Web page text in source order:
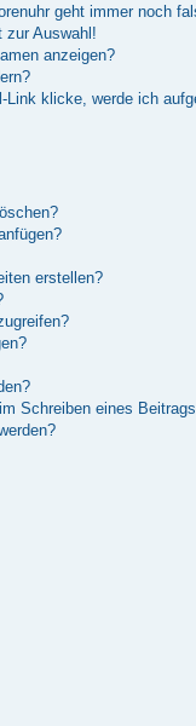
geht immer noch
zur Auswahl!
anzeigen?
klicke, werde ich
erstellen?
Schreiben eines